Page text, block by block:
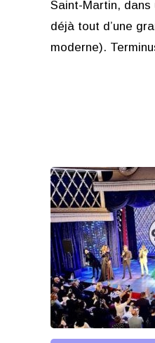
Saint-Martin, dans
déjà tout d’une
moderne).